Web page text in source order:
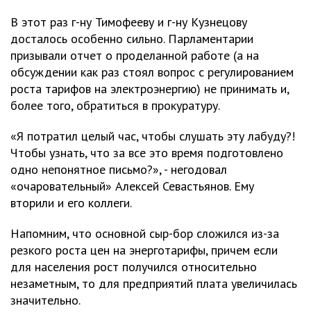
В этот раз г-ну Тимофееву и г-ну Кузнецову
досталось особенно сильно. Парламентарии
призывали отчет о проделанной работе (а на
обсуждении как раз стоял вопрос с регулированием
роста тарифов на электроэнергию) не принимать и,
более того, обратиться в прокуратуру.
«Я потратил целый час, чтобы слушать эту лабуду?!
Чтобы узнать, что за все это время подготовлено
одно непонятное письмо?», - негодовал
«очаровательный» Алексей Севастьянов. Ему
вторили и его коллеги.
Напомним, что основной сыр-бор сложился из-за
резкого роста цен на энерготарифы, причем если
для населения рост получился относительно
незаметным, то для предприятий плата увеличилась
значительно.